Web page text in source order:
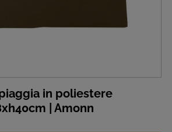
in poliestere
| Amonn